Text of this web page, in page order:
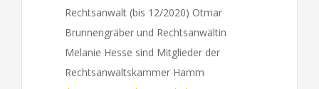
Rechtsanwalt (bis 12/2020) Otmar
Brunnengräber und Rechtsanwältin
Melanie Hesse sind Mitglieder der
Rechtsanwaltskammer Hamm